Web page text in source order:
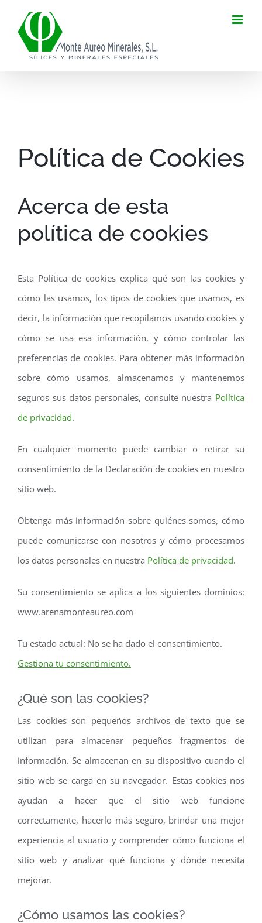
contenido
Política de Cookies
Acerca de esta
política de cookies
Esta Política de cookies explica qué son las cookies y
cómo las usamos, los tipos de cookies que usamos, es
decir, la información que recopilamos usando cookies y
cómo se usa esa información, y cómo controlar las
preferencias de cookies. Para obtener más información
sobre cómo usamos, almacenamos y mantenemos
seguros sus datos personales, consulte nuestra Política
de privacidad.
En cualquier momento puede cambiar o retirar su
consentimiento de la Declaración de cookies en nuestro
sitio web.
Obtenga más información sobre quiénes somos, cómo
puede comunicarse con nosotros y cómo procesamos
los datos personales en nuestra Política de privacidad.
Su consentimiento se aplica a los siguientes dominios:
www.arenamonteaureo.com
Tu estado actual: No se ha dado el consentimiento.
Gestiona tu consentimiento.
¿Qué son las cookies?
Las cookies son pequeños archivos de texto que se
utilizan para almacenar pequeños fragmentos de
información. Se almacenan en su dispositivo cuando el
sitio web se carga en su navegador. Estas cookies nos
ayudan a hacer que el sitio web funcione
correctamente, hacerlo más seguro, brindar una mejor
experiencia al usuario y comprender cómo funciona el
sitio web y analizar qué funciona y dónde necesita
mejorar.
¿Cómo usamos las cookies?